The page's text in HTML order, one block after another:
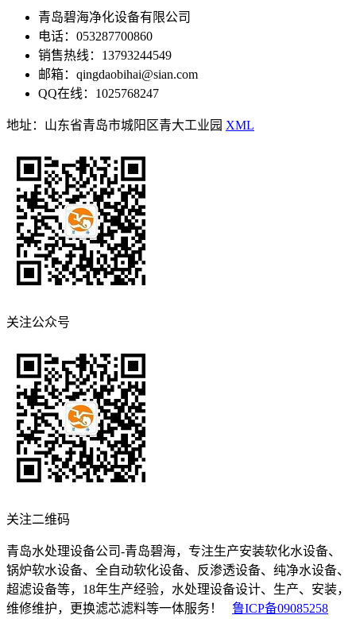
青岛碧海净化设备有限公司
电话：053287700860
销售热线：13793244549
邮箱：qingdaobihai@sian.com
QQ在线：1025768247
地址：山东省青岛市城阳区青大工业园 XML
关注公众号
关注二维码
青岛水处理设备公司-青岛碧海，专注生产安装软化水设备、
锅炉软水设备、全自动软化设备、反渗透设备、纯净水设备、
超滤设备等，18年生产经验，水处理设备设计、生产、安装，
维修维护，更换滤芯滤料等一体服务！ 鲁ICP备09085258